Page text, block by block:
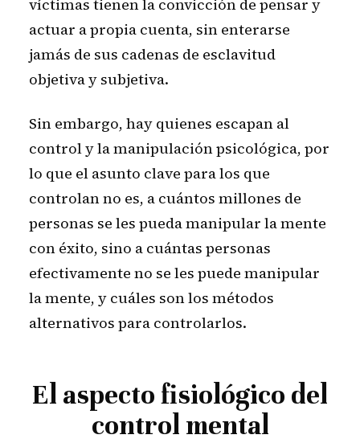
víctimas tienen la convicción de pensar y
actuar a propia cuenta, sin enterarse
jamás de sus cadenas de esclavitud
objetiva y subjetiva.
Sin embargo, hay quienes escapan al
control y la manipulación psicológica, por
lo que el asunto clave para los que
controlan no es, a cuántos millones de
personas se les pueda manipular la mente
con éxito, sino a cuántas personas
efectivamente no se les puede manipular
la mente, y cuáles son los métodos
alternativos para controlarlos.
El aspecto fisiológico del
control mental